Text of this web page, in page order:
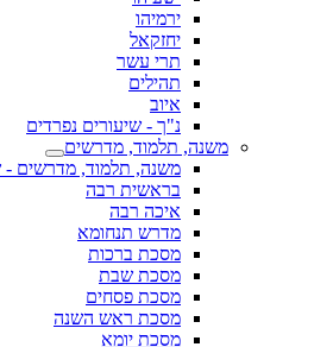
ירמיהו
יחזקאל
תרי עשר
תהילים
איוב
נ"ך - שיעורים נפרדים
משנה, תלמוד, מדרשים
משנה, תלמוד, מדרשים -
בראשית רבה
איכה רבה
מדרש תנחומא
מסכת ברכות
מסכת שבת
מסכת פסחים
מסכת ראש השנה
מסכת יומא